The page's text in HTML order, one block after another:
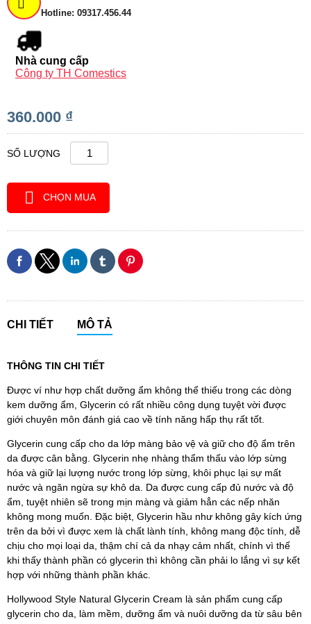
Hotline: 09317.456.44
Nhà cung cấp
Công ty TH Comestics
360.000 ₫
SỐ LƯỢNG
CHỌN MUA
CHI TIẾT MÔ TẢ
THÔNG TIN CHI TIẾT
Được ví như hợp chất dưỡng ẩm không thể thiếu trong các dòng
kem dưỡng ẩm, Glycerin có rất nhiều công dụng tuyệt vời được
giới chuyên môn đánh giá cao về tính năng hấp thụ rất tốt.
Glycerin cung cấp cho da lớp màng bảo vệ và giữ cho độ ẩm trên
da được cân bằng. Glycerin nhẹ nhàng thẩm thấu vào lớp sừng
hóa và giữ lại lượng nước trong lớp sừng, khôi phục lại sự mất
nước và ngăn ngừa sự khô da. Da được cung cấp đủ nước và độ
ẩm, tuyệt nhiên sẽ trong mịn màng và giảm hẳn các nếp nhăn
không mong muốn. Đặc biệt, Glycerin hầu như không gây kích ứng
trên da bởi vì được xem là chất lành tính, không mang độc tính, dễ
chịu cho mọi loại da, thậm chí cả da nhạy cảm nhất, chính vì thế
khi thấy thành phần có glycerin thì không cần phải lo lắng vì sự kết
hợp với những thành phần khác.
Hollywood Style Natural Glycerin Cream là sản phẩm cung cấp
glycerin cho da, làm mềm, dưỡng ẩm và nuôi dưỡng da từ sâu bên